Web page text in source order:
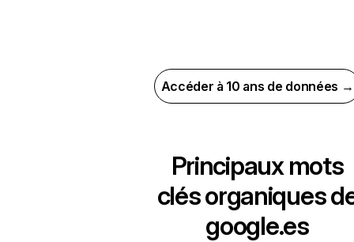
Accéder à 10 ans de données →
Principaux mots
clés organiques
google.es